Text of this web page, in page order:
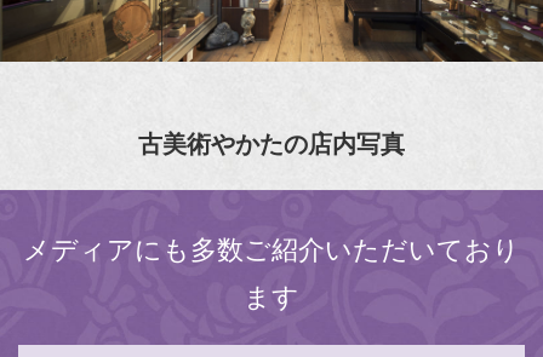
古美術やかたの店内写真
メディアにも多数ご紹介いただいており
ます